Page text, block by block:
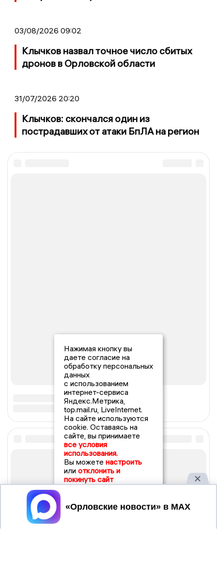
03/08/2026 09:02
Клычков назвал точное число сбитых
дронов в Орловской области
31/07/2026 20:20
Клычков: скончался один из
пострадавших от атаки БпЛА на регион
Нажимая кнопку вы
даете согласие на
обработку персональных
данных
с использованием
интернет-сервиса
Яндекс.Метрика,
top.mail.ru, LiveInternet.
На сайте используются
cookie. Оставаясь на
сайте, вы принимаете
все условия
использования.
Вы можете настроить
или отклонить и
покинуть сайт
Принять